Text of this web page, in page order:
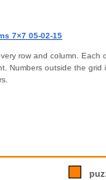
7×7 05-02-15
row and column. Each
Numbers outside the grid